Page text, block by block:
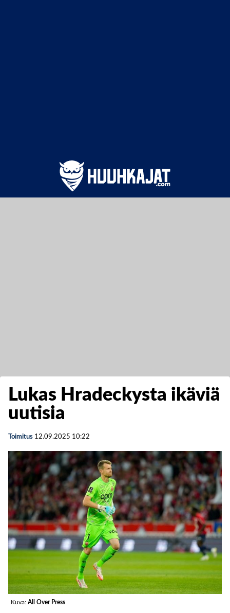
Lukas Hradeckysta ikäviä
uutisia
Toimitus 12.09.2025 10:22
Kuva: All Over Press